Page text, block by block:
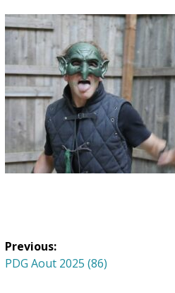
Navigation
de
Previous:
Previous
PDG Aout 2025 (86)